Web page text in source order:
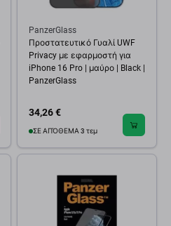
PanzerGlass
Προστατευτικό Γυαλί UWF
Privacy με εφαρμοστή για
iPhone 16 Pro | μαύρο | Black |
PanzerGlass
34,26 €
ΣΕ ΑΠΌΘΕΜΑ 3 τεμ